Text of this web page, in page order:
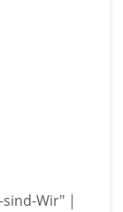
sind-Wir" |